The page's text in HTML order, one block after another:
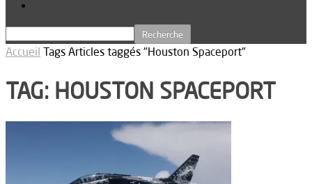
Accueil Tags Articles taggés "Houston Spaceport"
TAG: HOUSTON SPACEPORT